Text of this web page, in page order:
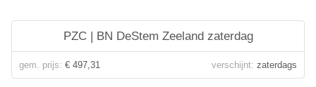
PZC | BN DeStem Zeeland zaterdag
gem. prijs: € 497,31 verschijnt: zaterdags